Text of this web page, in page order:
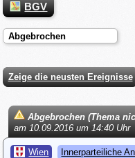
BGV
Abgebrochen
Zeige die neusten Ereignisse
Abgebrochen (Thema
am 10.09.2016 um 14:40 Uhr
Wien Innerparteiliche